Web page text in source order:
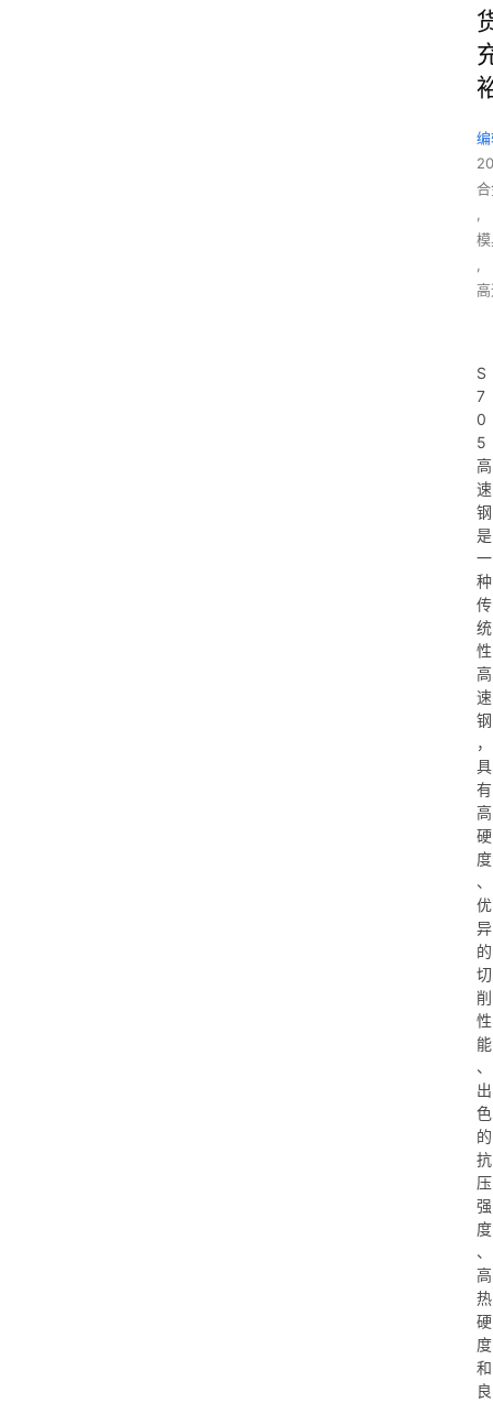
,
,
S
7
0
5
高
速
钢
是
一
种
传
统
性
高
速
钢
，
具
有
高
硬
度
、
优
异
的
切
削
性
能
、
出
色
的
抗
压
强
度
、
高
热
硬
度
和
良